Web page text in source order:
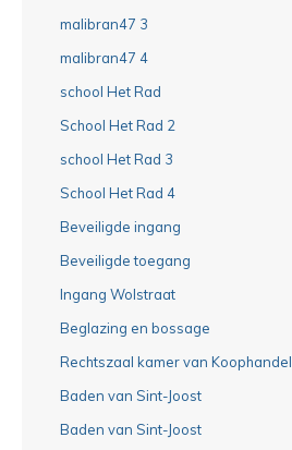
malibran47 3
malibran47 4
school Het Rad
School Het Rad 2
school Het Rad 3
School Het Rad 4
Beveiligde ingang
Beveiligde toegang
Ingang Wolstraat
Beglazing en bossage
Rechtszaal kamer van Koophandel
Baden van Sint-Joost
Baden van Sint-Joost